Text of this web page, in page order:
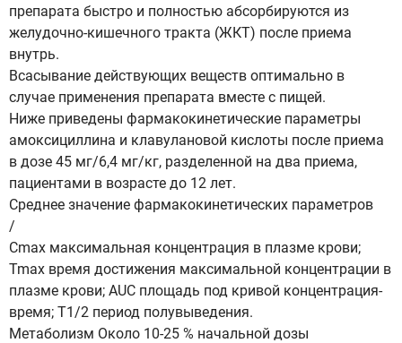
препарата быстро и полностью абсорбируются из
желудочно-кишечного тракта (ЖКТ) после приема
внутрь.
Всасывание действующих веществ оптимально в
случае применения препарата вместе с пищей.
Ниже приведены фармакокинетические параметры
амоксициллина и клавулановой кислоты после приема
в дозе 45 мг/6,4 мг/кг, разделенной на два приема,
пациентами в возрасте до 12 лет.
Среднее значение фармакокинетических параметров
/
Сmax максимальная концентрация в плазме крови;
Tmax время достижения максимальной концентрации в
плазме крови; AUC площадь под кривой концентрация-
время; T1/2 период полувыведения.
Метаболизм Около 10-25 % начальной дозы